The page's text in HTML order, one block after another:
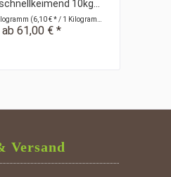
10kg...
(6,10 € * / 1 Kilogramm)
ab 61,00 € *
Versand